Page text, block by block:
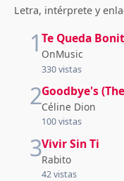
Letra, intérprete y
1Te Queda
OnMusic
330 vistas
2Goodbye's
Céline Dion
100 vistas
3Vivir Sin Ti
Rabito
42 vistas